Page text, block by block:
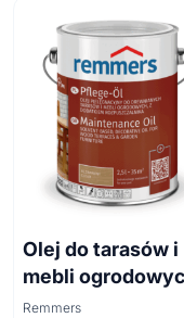
Olej do tarasów i
mebli
Remmers 0,75 l
Remmers